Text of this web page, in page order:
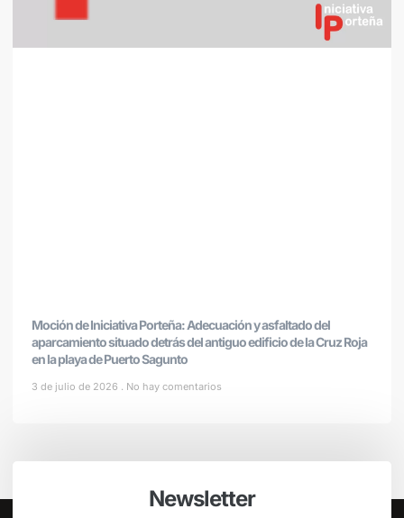
Moción de Iniciativa Porteña: Adecuación y asfaltado del
aparcamiento situado detrás del antiguo edificio de la Cruz Roja
en la playa de Puerto Sagunto
3 de julio de 2026 No hay comentarios
Newsletter